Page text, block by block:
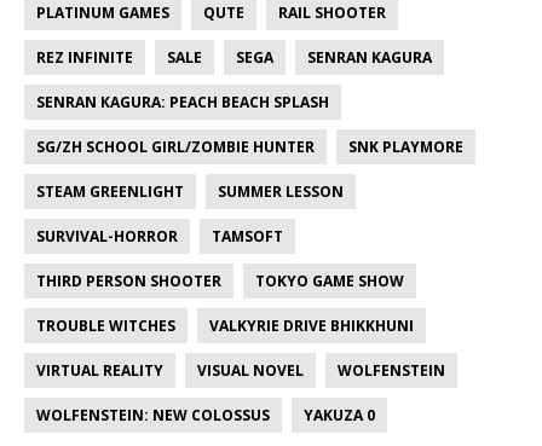
PLATINUM GAMES QUTE RAIL SHOOTER
REZ INFINITE SALE SEGA SENRAN KAGURA
SENRAN KAGURA: PEACH BEACH SPLASH
SG/ZH SCHOOL GIRL/ZOMBIE HUNTER SNK PLAYMORE
STEAM GREENLIGHT SUMMER LESSON
SURVIVAL-HORROR TAMSOFT
THIRD PERSON SHOOTER TOKYO GAME SHOW
TROUBLE WITCHES VALKYRIE DRIVE BHIKKHUNI
VIRTUAL REALITY VISUAL NOVEL WOLFENSTEIN
WOLFENSTEIN: NEW COLOSSUS YAKUZA 0